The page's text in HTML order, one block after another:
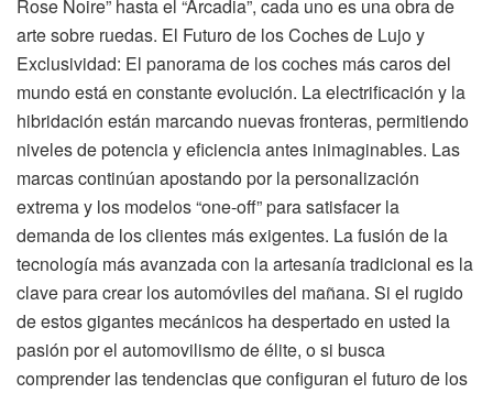
Rose Noire” hasta el “Arcadia”, cada uno es una obra de
arte sobre ruedas. El Futuro de los Coches de Lujo y
Exclusividad: El panorama de los coches más caros del
mundo está en constante evolución. La electrificación y la
hibridación están marcando nuevas fronteras, permitiendo
niveles de potencia y eficiencia antes inimaginables. Las
marcas continúan apostando por la personalización
extrema y los modelos “one-off” para satisfacer la
demanda de los clientes más exigentes. La fusión de la
tecnología más avanzada con la artesanía tradicional es la
clave para crear los automóviles del mañana. Si el rugido
de estos gigantes mecánicos ha despertado en usted la
pasión por el automovilismo de élite, o si busca
comprender las tendencias que configuran el futuro de los